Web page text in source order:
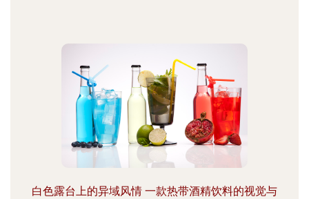
白色露台上的异域风情 一款热带酒精饮料的视觉与